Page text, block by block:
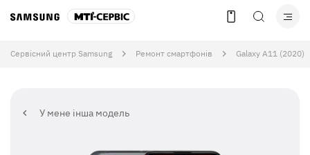
Сервісний центр Samsung Ремонт смартфонів Galaxy A11 (2020)
У мене інша модель